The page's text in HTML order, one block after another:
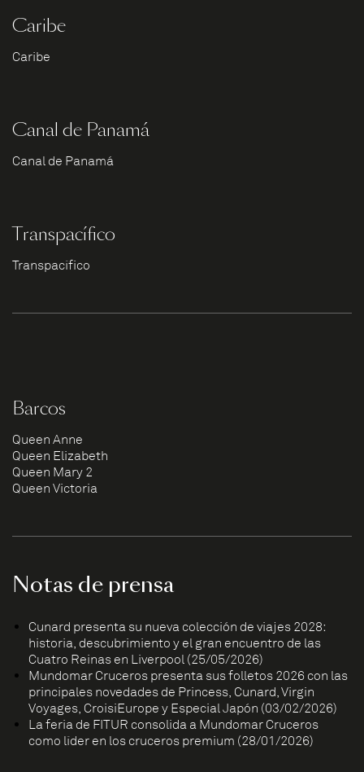
Caribe
Caribe
Canal de Panamá
Canal de Panamá
Transpacífico
Transpacífico
Barcos
Queen Anne
Queen Elizabeth
Queen Mary 2
Queen Victoria
Notas de prensa
Cunard presenta su nueva colección de viajes 2028:
historia, descubrimiento y el gran encuentro de las
Cuatro Reinas en Liverpool (25/05/2026)
Mundomar Cruceros presenta sus folletos 2026 con las
principales novedades de Princess, Cunard, Virgin
Voyages, CroisiEurope y Especial Japón (03/02/2026)
La feria de FITUR consolida a Mundomar Cruceros
como líder en los cruceros premium (28/01/2026)